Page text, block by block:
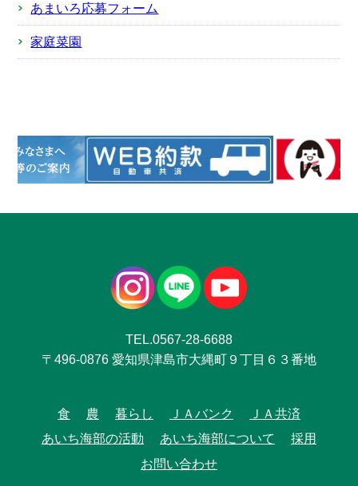
あまいろ応募フォーム
家庭菜園
TEL.0567-28-6688
〒496-0876 愛知県津島市大縄町９丁目６３番地
食 農 暮らし ＪＡバンク
ＪＡ共済
あいち海部の活動
あいち海部について
採用
お問い合わせ